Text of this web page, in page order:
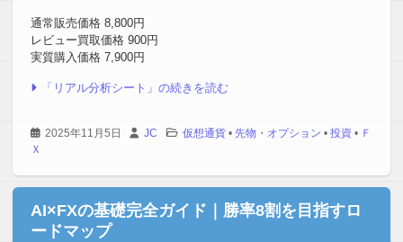
通常販売価格 8,800円
レビュー買取価格 900円
実質購入価格 7,900円
「リアル分析シート」の続きを読む
2025年11月5日 JC 仮想通貨 • 先物・オプション • 投資 • Ｆ
Ｘ
AI×FXの基礎完全ガイド｜勝率8割を目指すロ
ードマップ